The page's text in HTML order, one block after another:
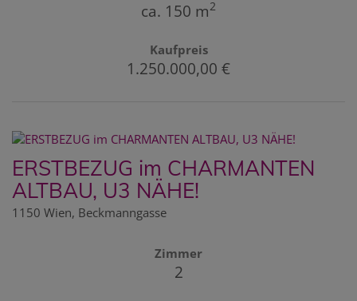
ca. 150 m2
Kaufpreis
1.250.000,00 €
ERSTBEZUG im CHARMANTEN
ALTBAU, U3 NÄHE!
1150 Wien, Beckmanngasse
Zimmer
2